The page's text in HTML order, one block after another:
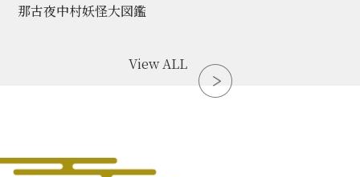
那古夜中村妖怪大図鑑
View ALL